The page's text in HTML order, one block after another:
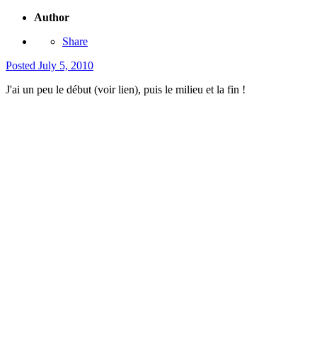
Author
Share
Posted July 5, 2010
J'ai un peu le début (voir lien), puis le milieu et la fin !